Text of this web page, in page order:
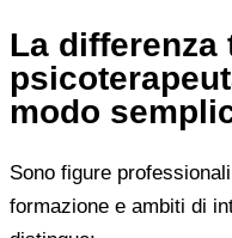
La differenza
modo
Sono figure
formazione e ambiti di